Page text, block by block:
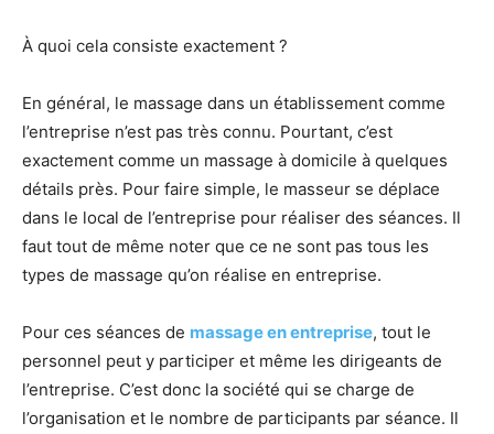
À quoi cela consiste exactement ?
En général, le massage dans un établissement comme
l’entreprise n’est pas très connu. Pourtant, c’est
exactement comme un massage à domicile à quelques
détails près. Pour faire simple, le masseur se déplace
dans le local de l’entreprise pour réaliser des séances. Il
faut tout de même noter que ce ne sont pas tous les
types de massage qu’on réalise en entreprise.
Pour ces séances de massage en entreprise, tout le
personnel peut y participer et même les dirigeants de
l’entreprise. C’est donc la société qui se charge de
l’organisation et le nombre de participants par séance. Il